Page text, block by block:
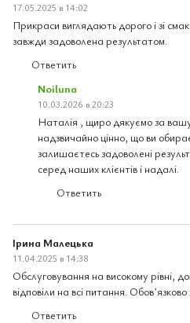
17.05.2025 в 14:02
Прикраси виглядають дорого і зі
завжди задоволена результатом.
Ответить
Noiluna
10.03.2026 в 20:23
Наталія , щиро дякуємо за
надзвичайно цінно, що ви
залишаєтесь задоволені
серед наших клієнтів і надалі.
Ответить
Ірина Малецька
11.04.2025 в 14:38
Обслуговування на високому рівні,
відповіли на всі питання.
Ответить